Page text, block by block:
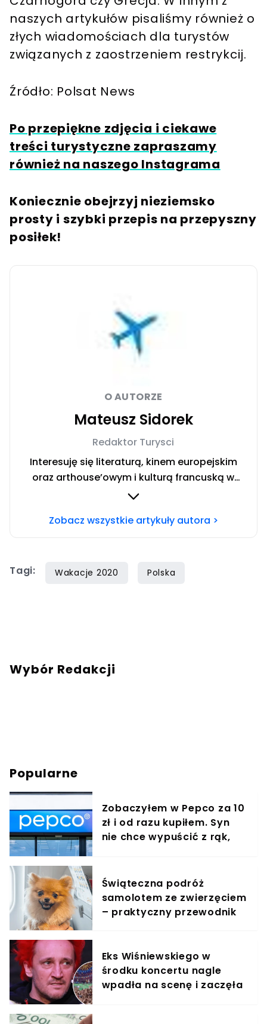
naszych artykułów pisaliśmy również o
złych wiadomościach dla turystów
związanych z zaostrzeniem restrykcij.
Źródło: Polsat News
Po przepiękne zdjęcia i ciekawe
treści turystyczne zapraszamy
również na naszego Instagrama
Koniecznie obejrzyj nieziemsko
prosty i szybki przepis na przepyszny
posiłek!
O AUTORZE
Mateusz Sidorek
Redaktor Turysci
Interesuję się literaturą, kinem europejskim
oraz arthouse’owym i kulturą francuską w
każdym wydaniu. Tworzyłem treści m.in. dla i-D
mną skontaktować? Napisz adresowaną do
Zobacz wszystkie artykuły autora >
Tagi: Wakacje 2020 Polska
Wybór Redakcji
Popularne
Zobaczyłem w Pepco za 10
zł i od razu kupiłem. Syn
nie chce wypuścić z rąk,
Świąteczna podróż
samolotem ze zwierzęciem
– praktyczny przewodnik
Eks Wiśniewskiego w
środku koncertu nagle
wpadła na scenę i zaczęła